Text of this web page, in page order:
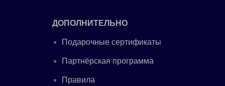
ДОПОЛНИТЕЛЬНО
Подарочные сертификаты
Партнёрская программа
Правила